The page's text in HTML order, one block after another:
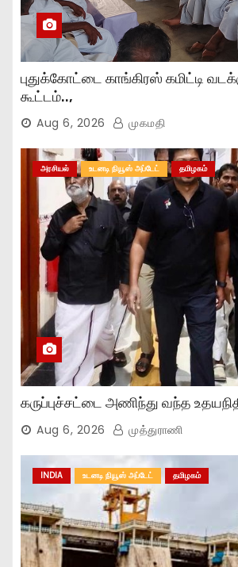
புதுக்கோட்டை காங்கிரஸ் கமிட்டி
கூட்டம்..,
Aug 6, 2026 முகமதி
அரசியல் உடனடி நியூஸ் அப்டேட் தமிழகம்
கருப்புச்சட்டை அணிந்து வந்த
Aug 6, 2026 முத்துராணி
INDIA உடனடி நியூஸ் அப்டேட் தமிழகம்